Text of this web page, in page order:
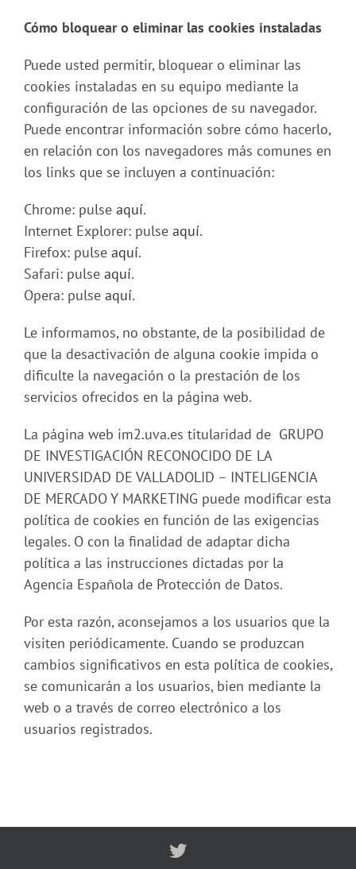
Cómo bloquear o eliminar las cookies instaladas
Puede usted permitir, bloquear o eliminar las
cookies instaladas en su equipo mediante la
configuración de las opciones de su navegador.
Puede encontrar información sobre cómo hacerlo,
en relación con los navegadores más comunes en
los links que se incluyen a continuación:
Chrome: pulse aquí.
Internet Explorer: pulse aquí.
Firefox: pulse aquí.
Safari: pulse aquí.
Opera: pulse aquí.
Le informamos, no obstante, de la posibilidad de
que la desactivación de alguna cookie impida o
dificulte la navegación o la prestación de los
servicios ofrecidos en la página web.
La página web im2.uva.es titularidad de GRUPO
DE INVESTIGACIÓN RECONOCIDO DE LA
UNIVERSIDAD DE VALLADOLID – INTELIGENCIA
DE MERCADO Y MARKETING puede modificar esta
política de cookies en función de las exigencias
legales. O con la finalidad de adaptar dicha
política a las instrucciones dictadas por la
Agencia Española de Protección de Datos.
Por esta razón, aconsejamos a los usuarios que la
visiten periódicamente. Cuando se produzcan
cambios significativos en esta política de cookies,
se comunicarán a los usuarios, bien mediante la
web o a través de correo electrónico a los
usuarios registrados.